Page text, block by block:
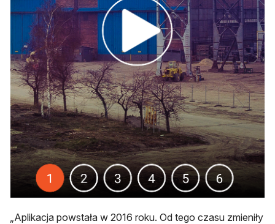
„Aplikacja powstała w 2016 roku. Od tego czasu zmieniły